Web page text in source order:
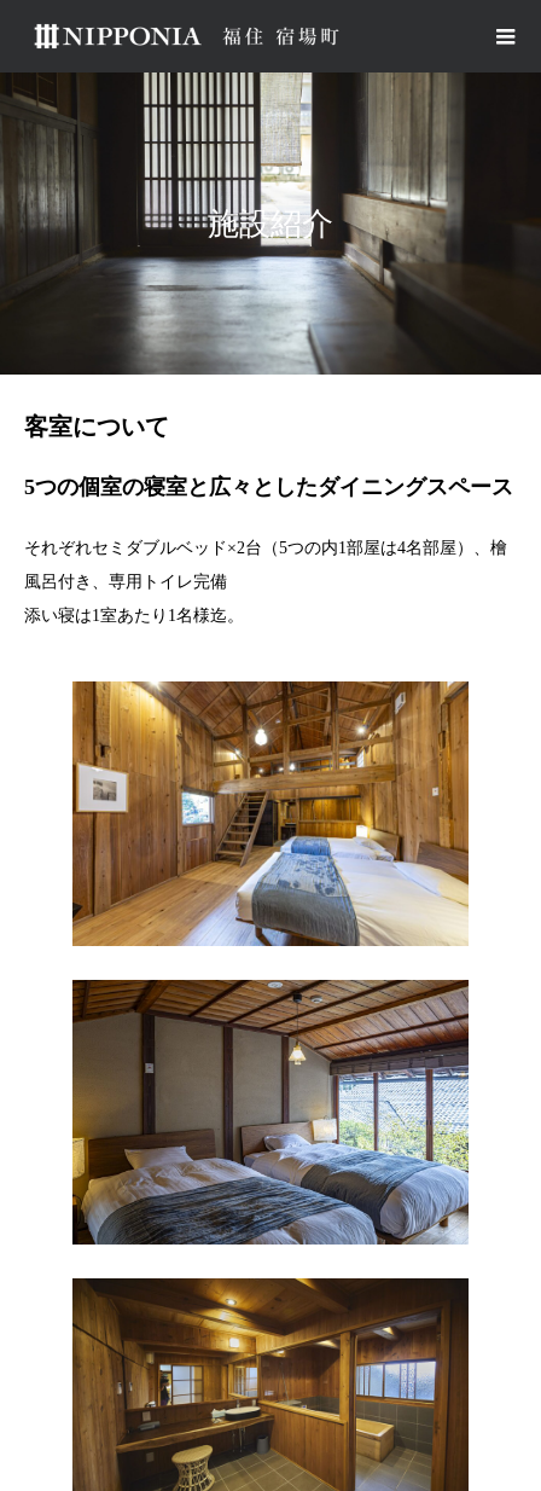
施設紹介
客室について
5つの個室の寝室と広々としたダイニングスペース
それぞれセミダブルベッド×2台（5つの内1部屋は4名部屋）、檜
風呂付き、専用トイレ完備
添い寝は1室あたり1名様迄。